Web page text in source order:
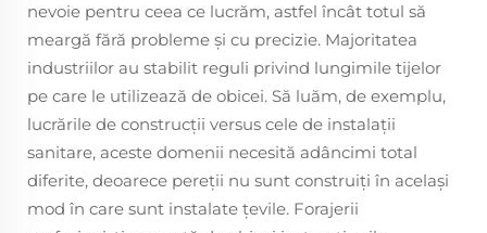
nevoie pentru ceea ce lucrăm, astfel încât totul să
meargă fără probleme și cu precizie. Majoritatea
industriilor au stabilit reguli privind lungimile tijelor
pe care le utilizează de obicei. Să luăm, de exemplu,
lucrările de construcții versus cele de instalații
sanitare, aceste domenii necesită adâncimi total
diferite, deoarece pereții nu sunt construiți în același
mod în care sunt instalate țevile. Forajerii